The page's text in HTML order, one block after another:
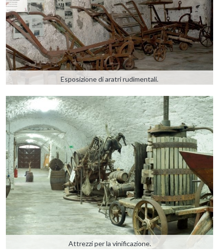
Esposizione di aratri rudimentali.
Attrezzi per la vinificazione.